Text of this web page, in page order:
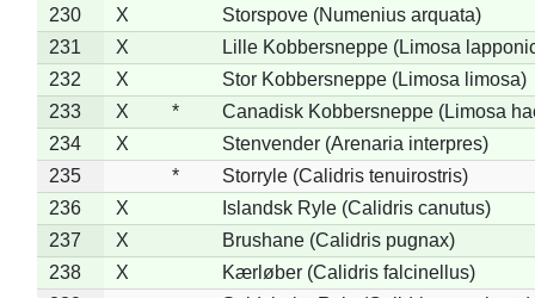
230 X
Storspove (Numenius arquata)
231
X
Lille Kobbersneppe (Limosa
232
X
Stor Kobbersneppe (Limosa limosa)
233
X *
Canadisk Kobbersneppe (Limosa
234
X
Stenvender (Arenaria interpres)
235
*
Storryle (Calidris tenuirostris)
236
X
Islandsk Ryle (Calidris canutus)
237
X
Brushane (Calidris pugnax)
238
X
Kærløber (Calidris falcinellus)